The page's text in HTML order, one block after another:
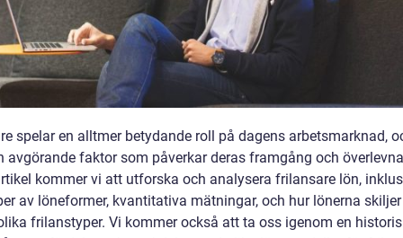
spelar en alltmer betydande roll på dagens arbetsmarknad,
avgörande faktor som påverkar deras framgång och
kommer vi att utforska och analysera frilansare lön,
av löneformer, kvantitativa mätningar, och hur lönerna
frilanstyper. Vi kommer också att ta oss igenom en